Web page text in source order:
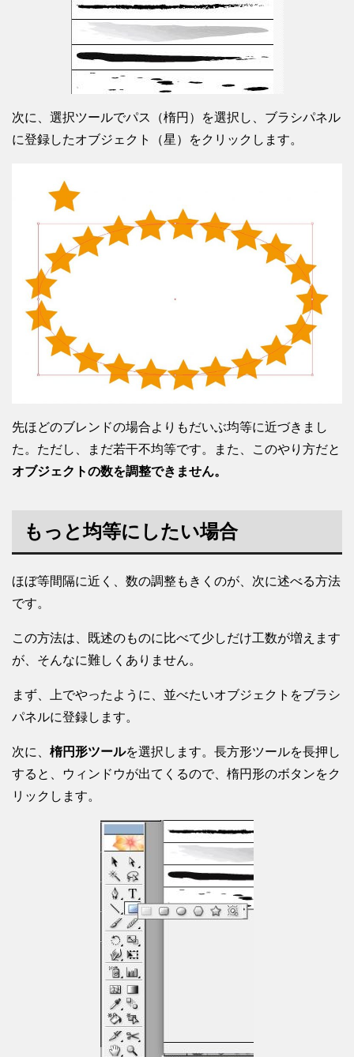
次に、選択ツールでパス（楕円）を選択し、ブラシパネル
に登録したオブジェクト（星）をクリックします。
先ほどのブレンドの場合よりもだいぶ均等に近づきまし
た。ただし、まだ若干不均等です。また、このやり方だと
オブジェクトの数を調整できません。
もっと均等にしたい場合
ほぼ等間隔に近く、数の調整もきくのが、次に述べる方法
です。
この方法は、既述のものに比べて少しだけ工数が増えます
が、そんなに難しくありません。
まず、上でやったように、並べたいオブジェクトをブラシ
パネルに登録します。
次に、 楕円形ツールを選択します。長方形ツールを長押し
すると、ウィンドウが出てくるので、楕円形のボタンをク
リックします。